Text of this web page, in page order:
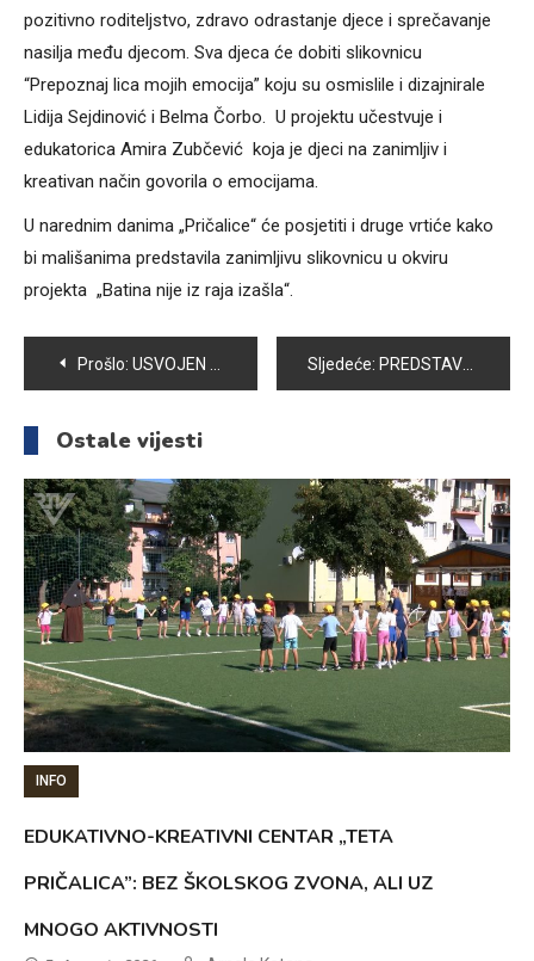
pozitivno roditeljstvo, zdravo odrastanje djece i sprečavanje
nasilja među djecom. Sva djeca će dobiti slikovnicu
“Prepoznaj lica mojih emocija” koju su osmislile i dizajnirale
Lidija Sejdinović i Belma Čorbo. U projektu učestvuje i
edukatorica Amira Zubčević koja je djeci na zanimljiv i
kreativan način govorila o emocijama.
U narednim danima „Pričalice“ će posjetiti i druge vrtiće kako
bi mališanima predstavila zanimljivu slikovnicu u okviru
projekta „Batina nije iz raja izašla“.
Navigacija
članaka
Prošlo: USVOJEN AKCIONI PLAN ZA JEDNAKOST I RAVNOPRAVNOST SPOLOVA ZA PERIOD 2018-2021. GODINA Sljedeće: PREDSTAVLJAMO I-2 RAZRED OŠ „ZAJKO DELIĆ“
Ostale vijesti
INFO
EDUKATIVNO-KREATIVNI CENTAR „TETA
PRIČALICA”: BEZ ŠKOLSKOG ZVONA, ALI UZ
MNOGO AKTIVNOSTI